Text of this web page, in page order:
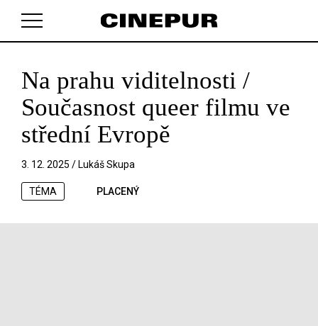
V košíku zatím nemáte žádné položky.
Na prahu viditelnosti /
Současnost queer filmu ve
střední Evropě
3. 12. 2025 / Lukáš Skupa
TÉMA PLACENÝ